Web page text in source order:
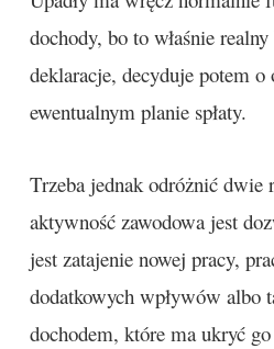
dochody, bo to właśnie
deklaracje, decyduje potem o
ewentualnym planie spłaty.
Trzeba jednak odróżnić dwie
aktywność zawodowa jest
jest zatajenie nowej pracy,
dodatkowych wpływów albo
dochodem, które ma ukryć